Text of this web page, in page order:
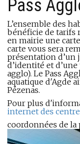
Pass
L’ensemble des
bénéficie de tarifs
en mairie une
carte vous sera
présentation d’un
d’identité et
agglo). Le Pass
aquatique d'Agde
Pézenas.
Pour plus
internet des
coordonnées de la